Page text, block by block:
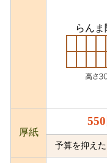
らんま
厚紙
予算を抑え